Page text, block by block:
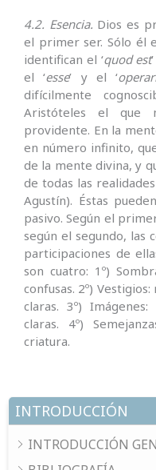
INTRODUCCIÓN
INTRODUCCIÓN
4.2. Esencia. Dios es
el primer ser. Sólo él
identifican el ‘quod est
el ‘esse’ y el ‘
difícilmente
Aristóteles el que
providente. En la
en número infinito,
de la mente divina, y
de todas las
Agustín). Éstas
pasivo. Según el
según el segundo, las
participaciones de
son cuatro: 1º)
confusas. 2º)
claras. 3º)
claras. 4º)
criatura.